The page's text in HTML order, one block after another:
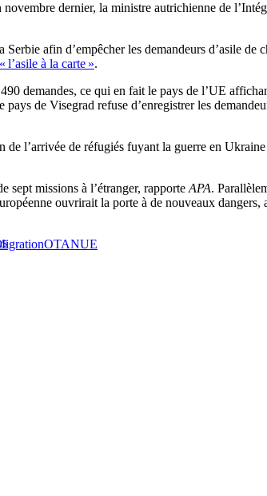
dernier, la ministre autrichienne de
afin d’empêcher les demandeurs d’asile
l’asile à la carte ».
demandes, ce qui en fait le pays de l’UE
pays de Visegrad refuse d’enregistrer les
l’arrivée de réfugiés fuyant la guerre en
sept missions à l’étranger, rapporte APA.
ouvrirait la porte à de nouveaux dangers,
OTANUE